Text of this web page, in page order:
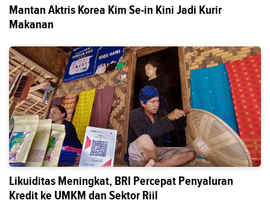
Mantan Aktris Korea Kim Se-in Kini Jadi Kurir
Makanan
Likuiditas Meningkat, BRI Percepat Penyaluran
Kredit ke UMKM dan Sektor Riil